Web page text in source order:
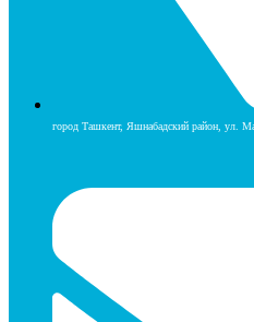
город Ташкент, Яшнабадский район, ул.